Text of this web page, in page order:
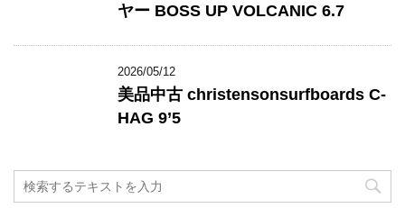
ヤー BOSS UP VOLCANIC 6.7
2026/05/12
美品中古 christensonsurfboards C-
HAG 9’5